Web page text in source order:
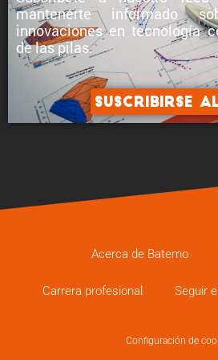
mantenerte informado
innovaciones en tecnología
de las pilas.
Suscribirse
Acerca de Batemo
Carrera profe­sional Seguir
Configuración de